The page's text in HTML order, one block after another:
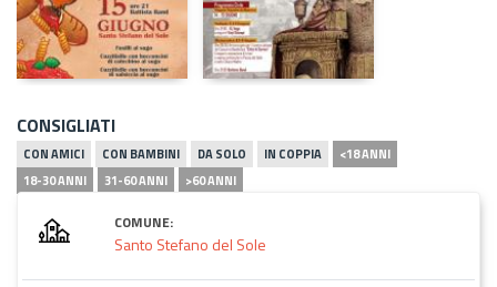
CONSIGLIATI
CON AMICI CON BAMBINI DA SOLO IN COPPIA
<18 ANNI
18-30 ANNI
31-60 ANNI >60 ANNI
COMUNE:
Santo Stefano del Sole